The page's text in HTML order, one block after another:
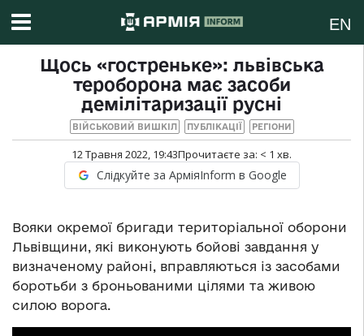
EN
Щось «гостреньке»: львівська
тероборона має засоби
демілітаризації русні
ВІЙСЬКОВИЙ ВИШКІЛ ПУБЛІКАЦІЇ РЕГІОНИ
12 Травня 2022, 19:43Прочитаєте за: < 1 хв.
Слідкуйте за АрміяInform в Google
Вояки окремої бригади територіальної оборони
Львівщини, які виконують бойові завдання у
визначеному районі, вправляються із засобами
боротьби з броньованими цілями та живою
силою ворога.